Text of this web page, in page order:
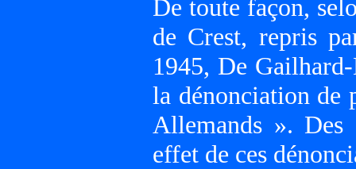
De toute façon,
de Crest, repris
1945, De
la dénonciation de
Allemands ». Des
effet de ces